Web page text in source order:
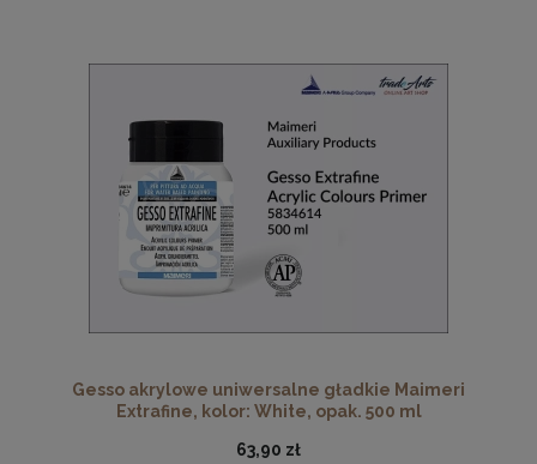
Gesso akrylowe uniwersalne gładkie Maimeri
Extrafine, kolor: White, opak. 500 ml
63,90 zł